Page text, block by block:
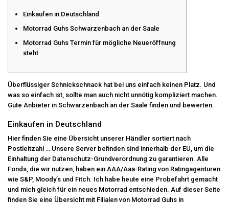
Einkaufen in Deutschland
Motorrad Guhs Schwarzenbach an der Saale
Motorrad Guhs Termin für mögliche Neueröffnung
steht
Überflüssiger Schnickschnack hat bei uns einfach keinen Platz. Und
was so einfach ist, sollte man auch nicht unnötig kompliziert machen.
Gute Anbieter in Schwarzenbach an der Saale finden und bewerten.
Einkaufen in Deutschland
Hier finden Sie eine Übersicht unserer Händler sortiert nach
Postleitzahl … Unsere Server befinden sind innerhalb der EU, um die
Einhaltung der Datenschutz-Grundverordnung zu garantieren. Alle
Fonds, die wir nutzen, haben ein AAA/Aaa-Rating von Ratingagenturen
wie S&P, Moody’s und Fitch. Ich habe heute eine Probefahrt gemacht
und mich gleich für ein neues Motorrad entschieden. Auf dieser Seite
finden Sie eine Übersicht mit Filialen von Motorrad Guhs in